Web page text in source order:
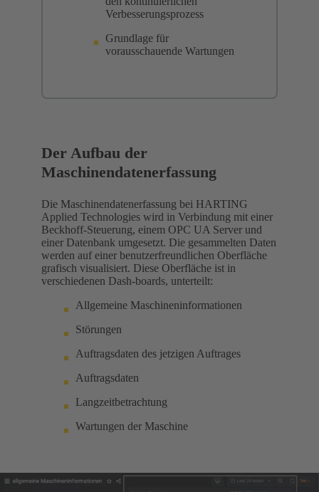
Verbesserungsprozess
Grundlage für
vorausschauende Wartungen
Der Aufbau der
Maschinendatenerfassung
Die Maschinendatenerfassung bei HARTING
Applied Technologies wird in Verbindung mit einer
Beckhoff-Steuerung, einem OPC UA Server und
einer Datenbank umgesetzt. Die gesammelten Daten
werden auf einer benutzerfreundlichen Oberfläche
grafisch visualisiert. Diese Oberfläche ist in
verschiedenen Dash-boards, unterteilt:
Allgemeine Maschineninformationen
Störungen
Auftragsdaten des jetzigen Auftrages
Auftragsdaten
Langzeitbetrachtung
Wartungen der Maschine